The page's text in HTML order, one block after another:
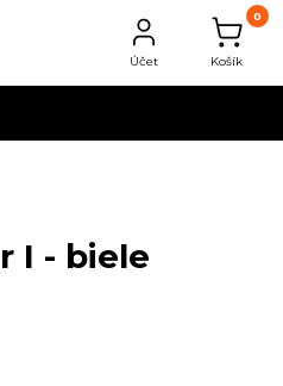
Účet
0
Košík
I - biele